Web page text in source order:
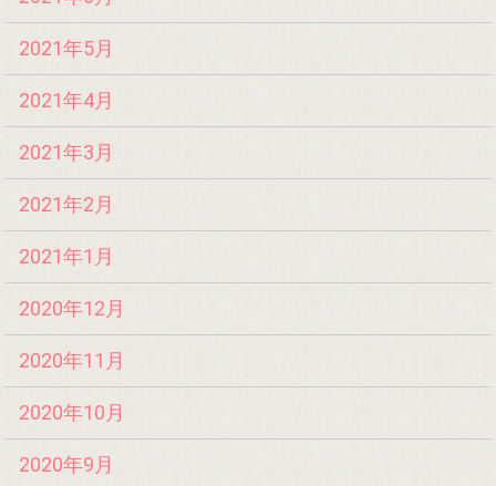
2021年5月
2021年4月
2021年3月
2021年2月
2021年1月
2020年12月
2020年11月
2020年10月
2020年9月